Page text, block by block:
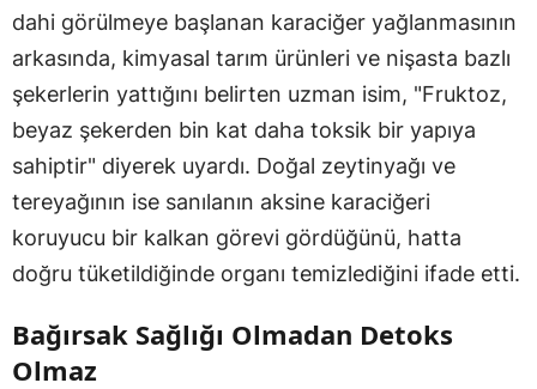
dahi görülmeye başlanan karaciğer yağlanmasının
arkasında, kimyasal tarım ürünleri ve nişasta bazlı
şekerlerin yattığını belirten uzman isim, "Fruktoz,
beyaz şekerden bin kat daha toksik bir yapıya
sahiptir" diyerek uyardı. Doğal zeytinyağı ve
tereyağının ise sanılanın aksine karaciğeri
koruyucu bir kalkan görevi gördüğünü, hatta
doğru tüketildiğinde organı temizlediğini ifade etti.
Bağırsak Sağlığı Olmadan Detoks
Olmaz